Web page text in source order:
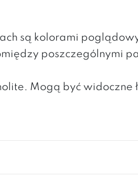
są kolorami
poszczególnymi
Mogą być